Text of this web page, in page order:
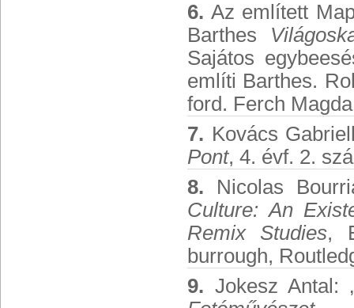
6. Az említett
Barthes
Sajátos
említi Barthes.
ford. Ferch
7. Kovács
Pont, 4. évf. 2.
8. Nicolas
Culture: An
Remix Studies,
burrough,
9. Jokesz Antal: